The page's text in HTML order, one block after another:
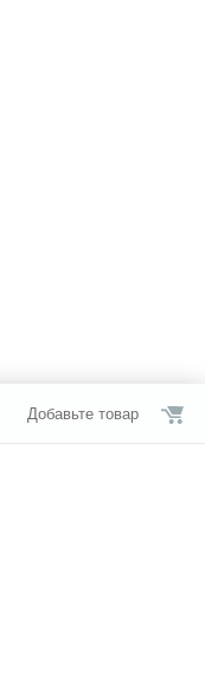
Добавьте товар